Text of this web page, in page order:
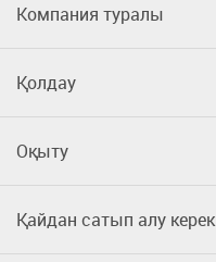
Компания туралы
Қолдау
Оқыту
Қайдан сатып алу керек